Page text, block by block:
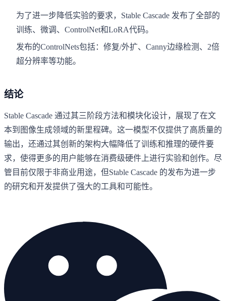
为了进一步降低实验的要求，Stable Cascade 发布了全部的
训练、微调、ControlNet和LoRA代码。
发布的ControlNets包括：修复/外扩、Canny边缘检测、2倍
超分辨率等功能。
结论
Stable Cascade 通过其三阶段方法和模块化设计，展现了在文
本到图像生成领域的新里程碑。这一模型不仅提供了高质量的
输出，还通过其创新的架构大幅降低了训练和推理的硬件要
求，使得更多的用户能够在消费级硬件上进行实验和创作。尽
管目前仅限于非商业用途，但Stable Cascade 的发布为进一步
的研究和开发提供了强大的工具和可能性。